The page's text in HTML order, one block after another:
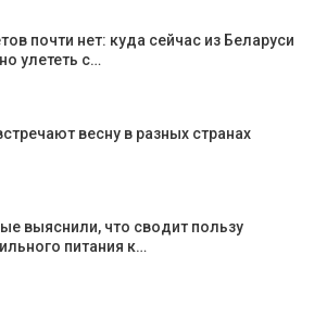
почти нет: куда сейчас из Беларуси
улететь с…
весну в разных странах
выяснили, что сводит пользу
питания к…